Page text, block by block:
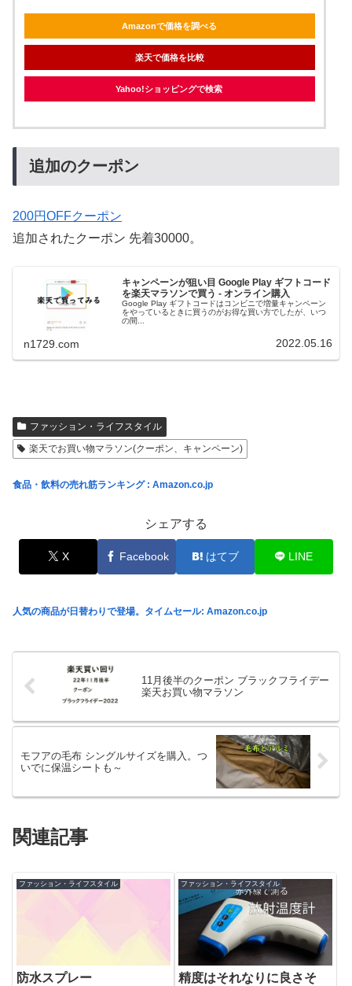
Amazonで価格を調べる
楽天で価格を比較
Yahoo!ショッピングで検索
追加のクーポン
200円OFFクーポン
追加されたクーポン 先着30000。
キャンペーンが狙い目 Google Play ギフトコード
を楽天マラソンで買う - オンライン購入
Google Play ギフトコードはコンビニで増量キャンペーン
をやっているときに買うのがお得な買い方でしたが、いつ
の間...
n1729.com 2022.05.16
ファッション・ライフスタイル
楽天でお買い物マラソン(クーポン、キャンペーン)
食品・飲料の売れ筋ランキング : Amazon.co.jp
シェアする
X Facebook はてブ LINE
人気の商品が日替わりで登場。タイムセール: Amazon.co.jp
11月後半のクーポン ブラックフライデー
楽天お買い物マラソン
モフアの毛布 シングルサイズを購入。つ
いでに保温シートも～
関連記事
ファッション・ライフスタイル
防水スプレー
ファッション・ライフスタイル
精度はそれなりに良さそ